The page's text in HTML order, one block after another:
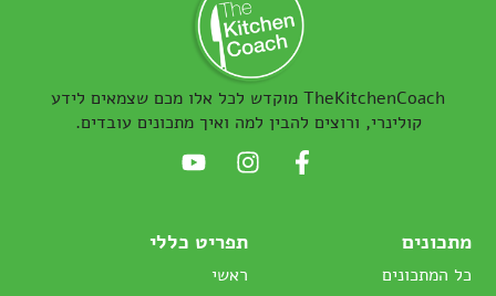
TheKitchenCoach מוקדש לכל אלו מכם שצמאים לידע
קולינרי, ורוצים להבין למה ואיך מתכונים עובדים.
מתכונים
כל המתכונים
תפריט כללי
ראשי